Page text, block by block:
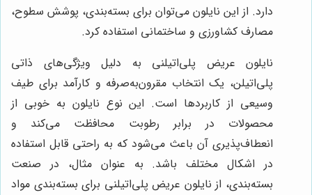
دارد. از این نایلون می‌توان برای بسته‌بندی، پوشش سطوح،
مصارف کشاورزی و ساختمانی استفاده کرد.
نایلون عریض پلی‌اتیلنی به دلیل ویژگی‌های ذاتی
پلی‌اتیلن، یک انتخاب مقرون‌به‌صرفه و کارآمد برای طیف
وسیعی از کاربردها است. این نوع نایلون به خوبی از
محصولات در برابر رطوبت محافظت می‌کند و
انعطاف‌پذیری آن باعث می‌شود که به راحتی قابل استفاده
در اشکال مختلف باشد. به عنوان مثال، در صنعت
بسته‌بندی، از نایلون عریض پلی‌اتیلنی برای بسته‌بندی مواد